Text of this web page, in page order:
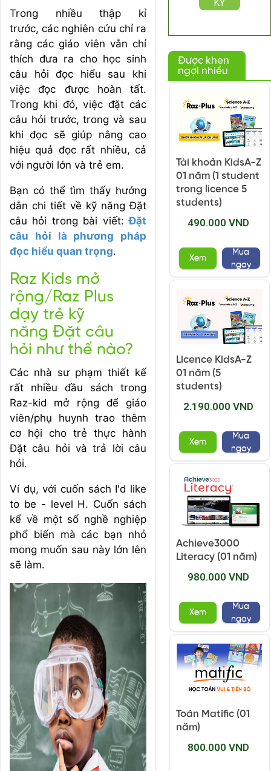
Trong nhiều thập kỉ
trước, các nghiên cứu chỉ ra
rằng các giáo viên vẫn chỉ
thích đưa ra cho học sinh
câu hỏi đọc hiểu sau khi
việc đọc được hoàn tất.
Trong khi đó, việc đặt các
câu hỏi trước, trong và sau
khi đọc sẽ giúp nâng cao
hiệu quả đọc rất nhiều, cả
với người lớn và trẻ em.
Bạn có thể tìm thấy hướng
dẫn chi tiết về kỹ năng Đặt
câu hỏi trong bài viết:Đặt
câu hỏi là phương pháp
đọc hiểu quan trọng.
Raz Kids mở
rộng/Raz Plus
dạy trẻ kỹ
năng Đặt câu
hỏi như thế nào?
Các nhà sư phạm thiết kế
rất nhiều đầu sách trong
Raz-kid mở rộng để giáo
viên/phụ huynh trao thêm
cơ hội cho trẻ thực hành
Đặt câu hỏi và trả lời câu
hỏi.
Ví dụ, với cuốn sách I'd like
to be - level H. Cuốn sách
kể về một số nghề nghiệp
phổ biến mà các bạn nhỏ
mong muốn sau này lớn lên
sẽ làm.
Được khen
ngợi nhiều
Tài khoản KidsA-Z
01 năm (1 student
trong licence 5
students)
490.000 VND
Xem
Mua
ngay
Licence KidsA-Z
01 năm (5
students)
2.190.000 VND
Xem
Mua
ngay
Achieve3000
Literacy (01 năm)
980.000 VND
Xem
Mua
ngay
Toán Matific (01
năm)
800.000 VND